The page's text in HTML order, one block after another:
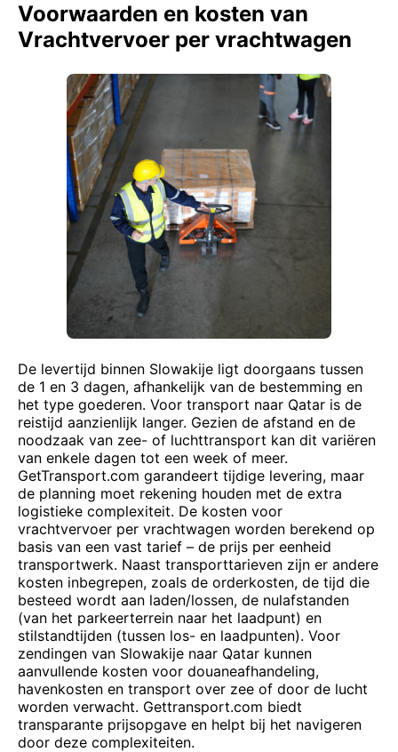
Voorwaarden en kosten van
Vrachtvervoer per vrachtwagen
De levertijd binnen Slowakije ligt doorgaans tussen
de 1 en 3 dagen, afhankelijk van de bestemming en
het type goederen. Voor transport naar Qatar is de
reistijd aanzienlijk langer. Gezien de afstand en de
noodzaak van zee- of luchttransport kan dit variëren
van enkele dagen tot een week of meer.
GetTransport.com garandeert tijdige levering, maar
de planning moet rekening houden met de extra
logistieke complexiteit. De kosten voor
vrachtvervoer per vrachtwagen worden berekend op
basis van een vast tarief – de prijs per eenheid
transportwerk. Naast transporttarieven zijn er andere
kosten inbegrepen, zoals de orderkosten, de tijd die
besteed wordt aan laden/lossen, de nulafstanden
(van het parkeerterrein naar het laadpunt) en
stilstandtijden (tussen los- en laadpunten). Voor
zendingen van Slowakije naar Qatar kunnen
aanvullende kosten voor douaneafhandeling,
havenkosten en transport over zee of door de lucht
worden verwacht. Gettransport.com biedt
transparante prijsopgave en helpt bij het navigeren
door deze complexiteiten.